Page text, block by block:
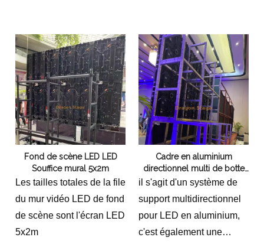
paramètres différents.
Fond de scène LED LED
Souffice mural 5x2m
Les tailles totales de la file
du mur vidéo LED de fond
de scène sont l'écran LED
5x2m
Cadre en aluminium
directionnel multi de botte
de support d'empilage de
il s'agit d'un système de
support multidirectionnel
pour LED en aluminium,
c'est également une